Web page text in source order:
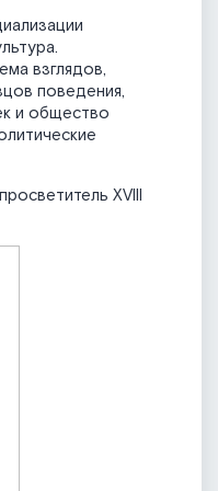
взглядов,
поведения,
и общество
XVIII